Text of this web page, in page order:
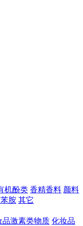
机酚类 香精香料 颜料
胺 其它
品激素类物质 化妆品